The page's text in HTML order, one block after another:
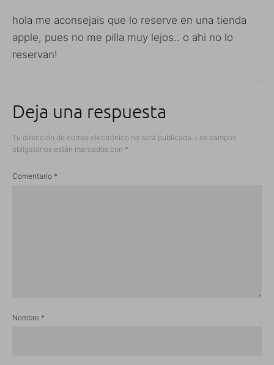
hola me aconsejais que lo reserve en una tienda
apple, pues no me pilla muy lejos.. o ahi no lo
reservan!
Deja una respuesta
Tu dirección de correo electrónico no será publicada. Los campos
obligatorios están marcados con *
Comentario *
Nombre *